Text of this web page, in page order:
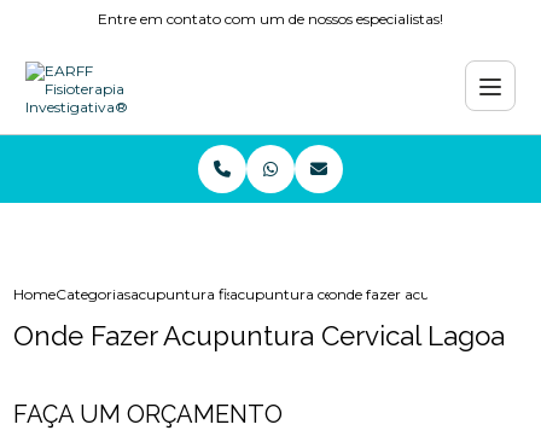
Entre em contato com um de nossos especialistas!
HomeCategoriasacupuntura fisioterapiaacupuntura cervicalonde fazer acupuntura
Onde Fazer Acupuntura Cervical Lagoa
FAÇA UM ORÇAMENTO